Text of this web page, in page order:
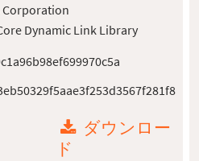
Corporation
Dynamic Link Library
ダウンロー
ド